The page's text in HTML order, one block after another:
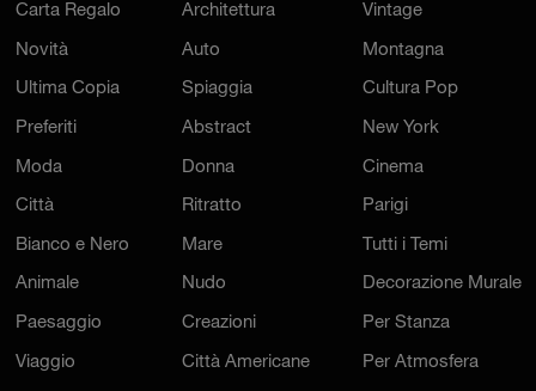
Carta Regalo
Novità
Ultima Copia
Preferiti
Moda
Città
Bianco e Nero
Animale
Paesaggio
Viaggio
Architettura
Auto
Spiaggia
Abstract
Donna
Ritratto
Mare
Nudo
Creazioni
Città Americane
Vintage
Montagna
Cultura Pop
New York
Cinema
Parigi
Tutti i Temi
Decorazione Murale
Per Stanza
Per Atmosfera